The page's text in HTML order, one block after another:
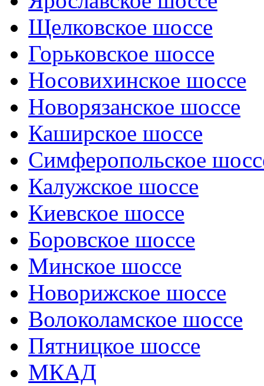
Щелковское шоссе
Горьковское шоссе
Носовихинское шоссе
Новорязанское шоссе
Каширское шоссе
Симферопольское
Калужское шоссе
Киевское шоссе
Боровское шоссе
Минское шоссе
Новорижское шоссе
Волоколамское шоссе
Пятницкое шоссе
МКАД